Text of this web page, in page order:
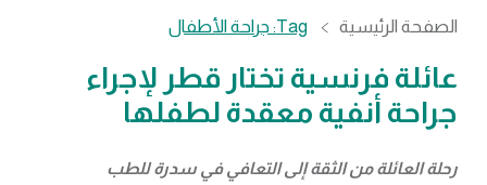
الصفحة الرئيسية Tag: جراحة الأطفال
عائلة فرنسية تختار قطر لإجراء
جراحة أنفية معقدة لطفلها
رحلة العائلة من الثقة إلى التعافي في سدرة للطب